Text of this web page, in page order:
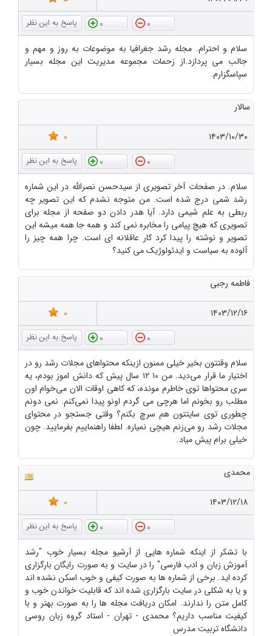
0
0
سلام و احترام. مجله رشد جغرافیا به موضوعات به روز و مهم و
جالب می پردازد.از زحمات مجموعه مدیریت این مجله بسیار
سپاسگزارم.
سالار
۱۴۰۳/۱۰/۳۰
0
0
0
سلام. در صفحات آخر تصویری از سیدحسن نصرالله در این شماره
رشد شمی درج شده است. من متوجه نشدم که این تصویر چه
ربطی به علم شیمی دارد. آیا هدر دادن دو صفحه از مجله برای
تصویری که هیچ پیامی را مخابره نمی کند و همه جا همه میشه این
تصویر و نوشته را پیدا کرد کار عاقلانه ای است. چرا همه چیز را
آلوده به سیاست و ایدئولوژیک می کنید؟
فاطمه رجبی
۱۴۰۳/۱۲/۱۶
0
0
0
سلام وقتتون بخیر خیلی ممنون ازینکه محتواهای مجلات رشد رو در
اختیار ما قرار می‌دید. من ۱۰ ۱۲ سال پیش که دانش اموز بودم، یه
سری محتواها توی خاطرم مونده، که کاهی اوقات الان می‌خوام اون
مطلب رو بخونم اما هرچی می گردم اونو پیدا نمی‌کنم. نمی دونم
چطوری توی سایتتون هم سرچ بکنم؟ وقتی جستجو در محتوای
مجلات رشد رو می‌زنم هیچی نمیاره. لطفا راهنماییم بفرمایید. چون
خیلی برام پیش میاد.
محمدی
۱۴۰۳/۱۲/۱۸
0
0
0
با تشکر از اینکه شماره هایی از آرشیو مجله بسیار خوب "رشد
آموزش زبان و ادب فارسی" را در سایت و به صورت رایگان بارگزاری
کرده اید. برخی از شماره ها به صورت کیفی و خوب اسکن نشده اند
و یا به شکلی در سایت بارگزاری شده اند که قابلیت خواندن خوب و
کامل متن را ندارند. امکان دریافت مجله ها را به صورت بهتر و با
کیفیت مناسب داریم؟ محمدی - تهران - استاد گروه زبان روسی
دانشگاه تربیت مدرس